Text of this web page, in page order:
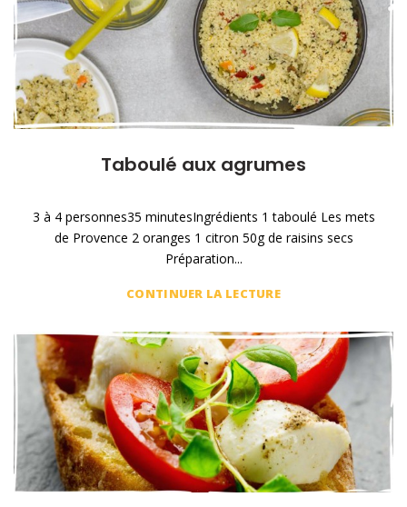
Taboulé aux agrumes
3 à 4 personnes35 minutesIngrédients 1 taboulé Les mets
de Provence 2 oranges 1 citron 50g de raisins secs
Préparation...
CONTINUER LA LECTURE